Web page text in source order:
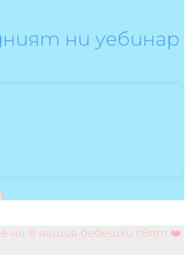
ни уебинар
ни в нашия бебешки свят ❤️